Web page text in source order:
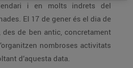
i en molts indrets del
El 17 de gener és el dia de
de ben antic, concretament
nombroses activitats
d’aquesta data.